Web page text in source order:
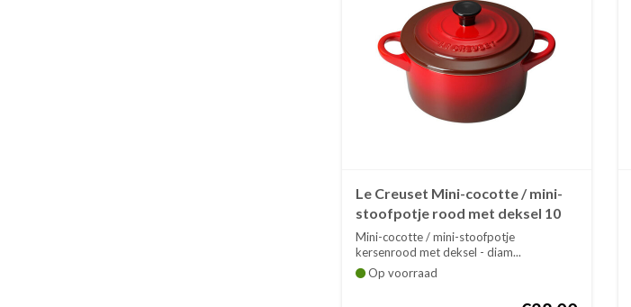
Le Creuset Mini-cocotte / mini-
stoofpotje rood met deksel 10
cm 25 cl
Mini-cocotte / mini-stoofpotje
kersenrood met deksel - diam...
Op voorraad